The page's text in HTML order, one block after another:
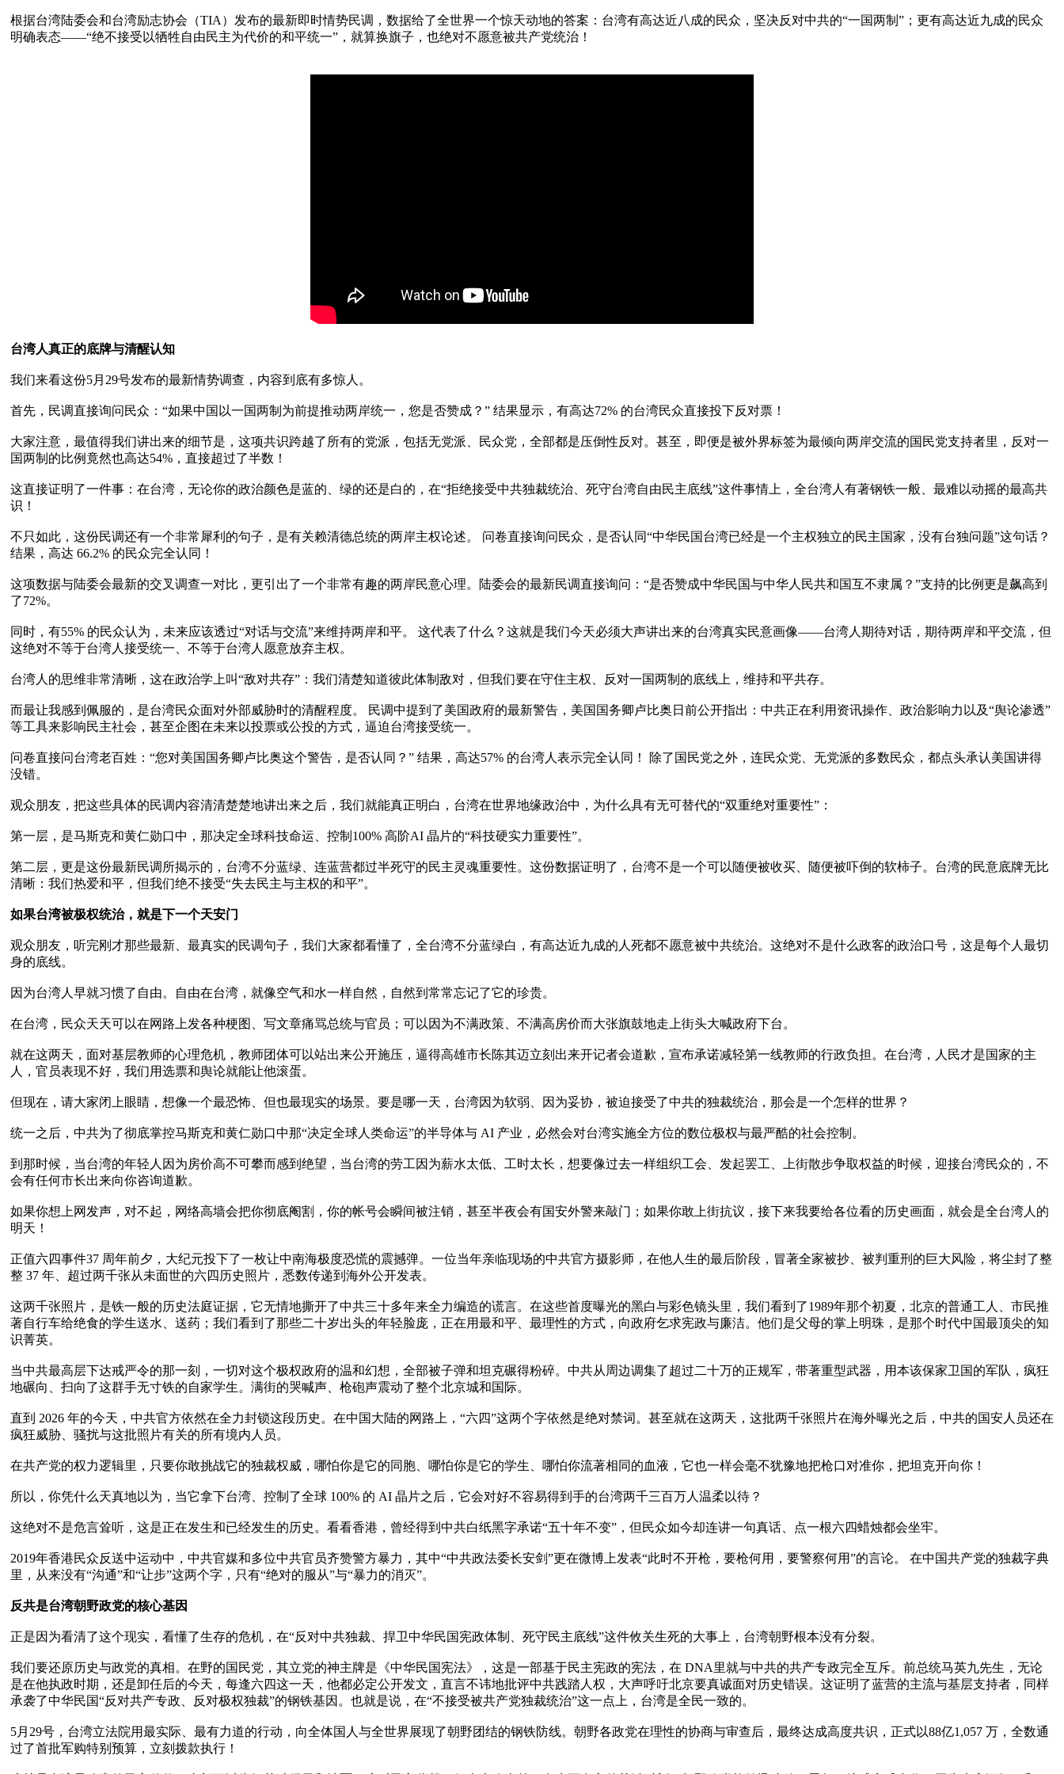
根据台湾陆委会和台湾励志协会（TIA）发布的最新即时情势民调，数据给了全世界一个惊天动地的答案：台湾有高达近八成的民众，坚决反对中共的“一国两制”；更有高达近九成的民众
明确表态——“绝不接受以牺牲自由民主为代价的和平统一”，就算换旗子，也绝对不愿意被共产党统治！
台湾人真正的底牌与清醒认知
我们来看这份5月29号发布的最新情势调查，内容到底有多惊人。
首先，民调直接询问民众：“如果中国以一国两制为前提推动两岸统一，您是否赞成？” 结果显示，有高达72% 的台湾民众直接投下反对票！
大家注意，最值得我们讲出来的细节是，这项共识跨越了所有的党派，包括无党派、民众党，全部都是压倒性反对。甚至，即便是被外界标签为最倾向两岸交流的国民党支持者里，反对一
国两制的比例竟然也高达54%，直接超过了半数！
这直接证明了一件事：在台湾，无论你的政治颜色是蓝的、绿的还是白的，在“拒绝接受中共独裁统治、死守台湾自由民主底线”这件事情上，全台湾人有著钢铁一般、最难以动摇的最高共
识！
不只如此，这份民调还有一个非常犀利的句子，是有关赖清德总统的两岸主权论述。 问卷直接询问民众，是否认同“中华民国台湾已经是一个主权独立的民主国家，没有台独问题”这句话？
结果，高达 66.2% 的民众完全认同！
这项数据与陆委会最新的交叉调查一对比，更引出了一个非常有趣的两岸民意心理。陆委会的最新民调直接询问：“是否赞成中华民国与中华人民共和国互不隶属？”支持的比例更是飙高到
了72%。
同时，有55% 的民众认为，未来应该透过“对话与交流”来维持两岸和平。 这代表了什么？这就是我们今天必须大声讲出来的台湾真实民意画像——台湾人期待对话，期待两岸和平交流，但
这绝对不等于台湾人接受统一、不等于台湾人愿意放弃主权。
台湾人的思维非常清晰，这在政治学上叫“敌对共存”：我们清楚知道彼此体制敌对，但我们要在守住主权、反对一国两制的底线上，维持和平共存。
而最让我感到佩服的，是台湾民众面对外部威胁时的清醒程度。 民调中提到了美国政府的最新警告，美国国务卿卢比奥日前公开指出：中共正在利用资讯操作、政治影响力以及“舆论渗透”
等工具来影响民主社会，甚至企图在未来以投票或公投的方式，逼迫台湾接受统一。
问卷直接问台湾老百姓：“您对美国国务卿卢比奥这个警告，是否认同？” 结果，高达57% 的台湾人表示完全认同！ 除了国民党之外，连民众党、无党派的多数民众，都点头承认美国讲得
没错。
观众朋友，把这些具体的民调内容清清楚楚地讲出来之后，我们就能真正明白，台湾在世界地缘政治中，为什么具有无可替代的“双重绝对重要性”：
第一层，是马斯克和黄仁勋口中，那决定全球科技命运、控制100% 高阶AI 晶片的“科技硬实力重要性”。
第二层，更是这份最新民调所揭示的，台湾不分蓝绿、连蓝营都过半死守的民主灵魂重要性。这份数据证明了，台湾不是一个可以随便被收买、随便被吓倒的软柿子。台湾的民意底牌无比
清晰：我们热爱和平，但我们绝不接受“失去民主与主权的和平”。
如果台湾被极权统治，就是下一个天安门
观众朋友，听完刚才那些最新、最真实的民调句子，我们大家都看懂了，全台湾不分蓝绿白，有高达近九成的人死都不愿意被中共统治。这绝对不是什么政客的政治口号，这是每个人最切
身的底线。
因为台湾人早就习惯了自由。自由在台湾，就像空气和水一样自然，自然到常常忘记了它的珍贵。
在台湾，民众天天可以在网路上发各种梗图、写文章痛骂总统与官员；可以因为不满政策、不满高房价而大张旗鼓地走上街头大喊政府下台。
就在这两天，面对基层教师的心理危机，教师团体可以站出来公开施压，逼得高雄市长陈其迈立刻出来开记者会道歉，宣布承诺减轻第一线教师的行政负担。在台湾，人民才是国家的主
人，官员表现不好，我们用选票和舆论就能让他滚蛋。
但现在，请大家闭上眼睛，想像一个最恐怖、但也最现实的场景。要是哪一天，台湾因为软弱、因为妥协，被迫接受了中共的独裁统治，那会是一个怎样的世界？
统一之后，中共为了彻底掌控马斯克和黄仁勋口中那“决定全球人类命运”的半导体与 AI 产业，必然会对台湾实施全方位的数位极权与最严酷的社会控制。
到那时候，当台湾的年轻人因为房价高不可攀而感到绝望，当台湾的劳工因为薪水太低、工时太长，想要像过去一样组织工会、发起罢工、上街散步争取权益的时候，迎接台湾民众的，不
会有任何市长出来向你咨询道歉。
如果你想上网发声，对不起，网络高墙会把你彻底阉割，你的帐号会瞬间被注销，甚至半夜会有国安外警来敲门；如果你敢上街抗议，接下来我要给各位看的历史画面，就会是全台湾人的
明天！
正值六四事件37 周年前夕，大纪元投下了一枚让中南海极度恐慌的震撼弹。一位当年亲临现场的中共官方摄影师，在他人生的最后阶段，冒著全家被抄、被判重刑的巨大风险，将尘封了整
整 37 年、超过两千张从未面世的六四历史照片，悉数传递到海外公开发表。
这两千张照片，是铁一般的历史法庭证据，它无情地撕开了中共三十多年来全力编造的谎言。在这些首度曝光的黑白与彩色镜头里，我们看到了1989年那个初夏，北京的普通工人、市民推
著自行车给绝食的学生送水、送药；我们看到了那些二十岁出头的年轻脸庞，正在用最和平、最理性的方式，向政府乞求宪政与廉洁。他们是父母的掌上明珠，是那个时代中国最顶尖的知
识菁英。
当中共最高层下达戒严令的那一刻，一切对这个极权政府的温和幻想，全部被子弹和坦克碾得粉碎。中共从周边调集了超过二十万的正规军，带著重型武器，用本该保家卫国的军队，疯狂
地碾向、扫向了这群手无寸铁的自家学生。满街的哭喊声、枪砲声震动了整个北京城和国际。
直到 2026 年的今天，中共官方依然在全力封锁这段历史。在中国大陆的网路上，“六四”这两个字依然是绝对禁词。甚至就在这两天，这批两千张照片在海外曝光之后，中共的国安人员还在
疯狂威胁、骚扰与这批照片有关的所有境内人员。
在共产党的权力逻辑里，只要你敢挑战它的独裁权威，哪怕你是它的同胞、哪怕你是它的学生、哪怕你流著相同的血液，它也一样会毫不犹豫地把枪口对准你，把坦克开向你！
所以，你凭什么天真地以为，当它拿下台湾、控制了全球 100% 的 AI 晶片之后，它会对好不容易得到手的台湾两千三百万人温柔以待？
这绝对不是危言耸听，这是正在发生和已经发生的历史。看看香港，曾经得到中共白纸黑字承诺“五十年不变”，但民众如今却连讲一句真话、点一根六四蜡烛都会坐牢。
2019年香港民众反送中运动中，中共官媒和多位中共官员齐赞警方暴力，其中“中共政法委长安剑”更在微博上发表“此时不开枪，要枪何用，要警察何用”的言论。 在中国共产党的独裁字典
里，从来没有“沟通”和“让步”这两个字，只有“绝对的服从”与“暴力的消灭”。
反共是台湾朝野政党的核心基因
正是因为看清了这个现实，看懂了生存的危机，在“反对中共独裁、捍卫中华民国宪政体制、死守民主底线”这件攸关生死的大事上，台湾朝野根本没有分裂。
我们要还原历史与政党的真相。在野的国民党，其立党的神主牌是《中华民国宪法》，这是一部基于民主宪政的宪法，在 DNA里就与中共的共产专政完全互斥。前总统马英九先生，无论
是在他执政时期，还是卸任后的今天，每逢六四这一天，他都必定公开发文，直言不讳地批评中共践踏人权，大声呼吁北京要真诚面对历史错误。这证明了蓝营的主流与基层支持者，同样
承袭了中华民国“反对共产专政、反对极权独裁”的钢铁基因。也就是说，在“不接受被共产党独裁统治”这一点上，台湾是全民一致的。
5月29号，台湾立法院用最实际、最有力道的行动，向全体国人与全世界展现了朝野团结的钢铁防线。朝野各政党在理性的协商与审查后，最终达成高度共识，正式以88亿1,057 万，全数通
过了首批军购特别预算，立刻拨款执行！